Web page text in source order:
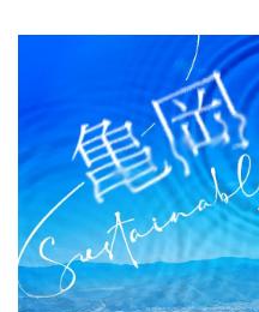
关於DEEPLOG
隐私政策
联系我们